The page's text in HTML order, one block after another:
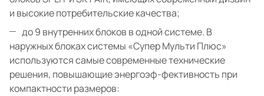
и высокие потребительские качества;
до 9 внутренних блоков в одной системе. В
наружных блоках системы «Супер Мульти Плюс»
используются самые современные технические
решения, повышающие энергоэф-фективность при
компактности размеров: